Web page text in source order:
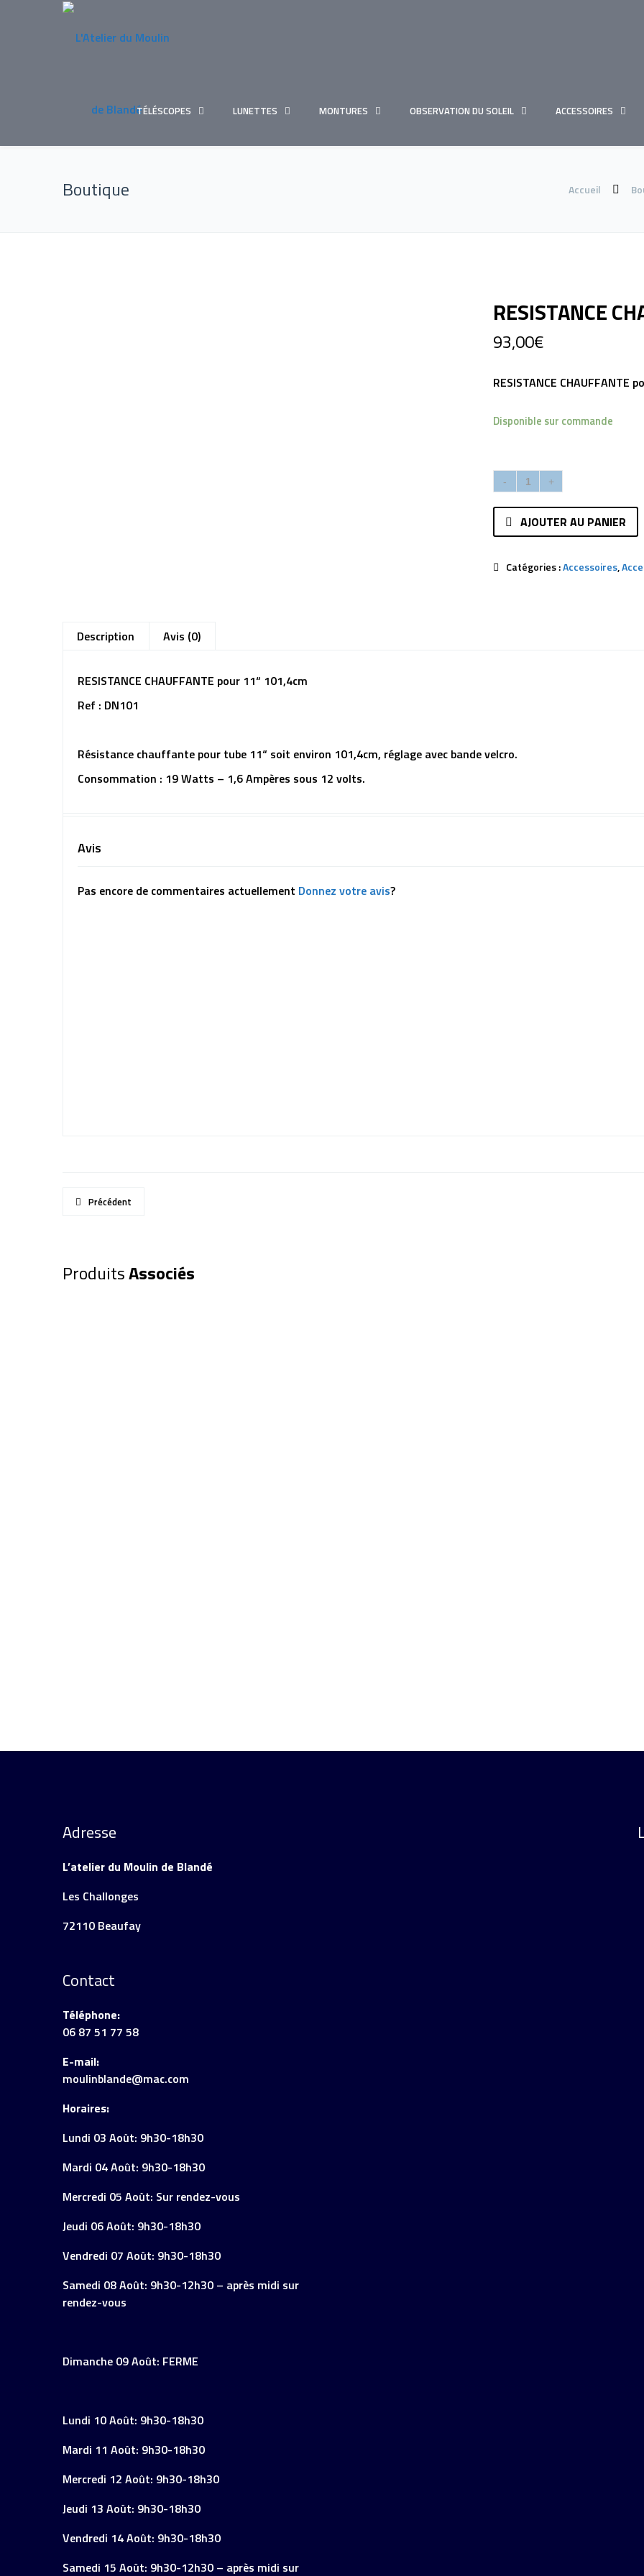
TÉLÉSCOPES LUNETTES MONTURES OBSERVATION DU SOLEIL ACCESSOIRES
Boutique Accueil
RESISTANCE
93,00€
RESISTANCE CHAUFFANTE
Disponible sur commande
AJOUTER AU PANIER
Catégories :Accessoires,
Description Avis (0)
RESISTANCE CHAUFFANTE pour 11“ 101,4cm
Ref : DN101
Résistance chauffante pour tube 11“ soit environ 101,4cm, réglage avec bande velcro.
Consommation : 19 Watts – 1,6 Ampères sous 12 volts.
Avis
Pas encore de commentaires actuellement Donnez votre avis?
Précédent
ProduitsAssociés
Adresse
L’atelier du Moulin de Blandé
Les Challonges
72110 Beaufay
Contact
Téléphone:
06 87 51 77 58
E-mail:
moulinblande@mac.com
Horaires:
Lundi 03 Août: 9h30-18h30
Mardi 04 Août: 9h30-18h30
Mercredi 05 Août: Sur rendez-vous
Jeudi 06 Août: 9h30-18h30
Vendredi 07 Août: 9h30-18h30
Samedi 08 Août: 9h30-12h30 – après midi sur
rendez-vous
Dimanche 09 Août: FERME
Lundi 10 Août: 9h30-18h30
Mardi 11 Août: 9h30-18h30
Mercredi 12 Août: 9h30-18h30
Jeudi 13 Août: 9h30-18h30
Vendredi 14 Août: 9h30-18h30
Samedi 15 Août: 9h30-12h30 – après midi sur